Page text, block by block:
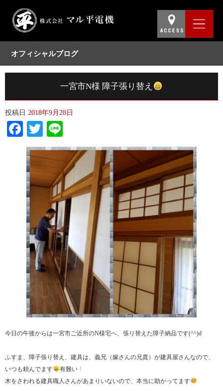
オフィシャルブログ
一宮市N様 障子張り替え
投稿日 2018年9月28日
Facebook
Twitter
今日の午後からは一宮市ご近所のN様宅へ、張り替えた障子納品です(^^)d
ふすま、障子張り替え、建具は、義兄（嫁さんの兄貴）が建具屋さんなので、
いつも頼んでます
有難い
木をさわれる建具職人さんがあまりいないので、本当に助かってます